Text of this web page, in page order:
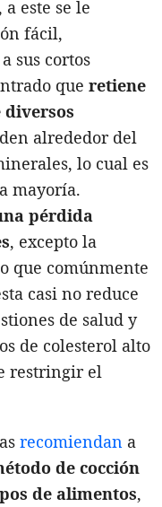
, a este se le
fácil,
sus cortos
que retiene
alrededor del
lo cual es
mayoría.
pérdida
, excepto la
que comúnmente
casi no reduce
de salud y
de colesterol alto
restringir el
recomiendan a
de cocción
de alimentos,